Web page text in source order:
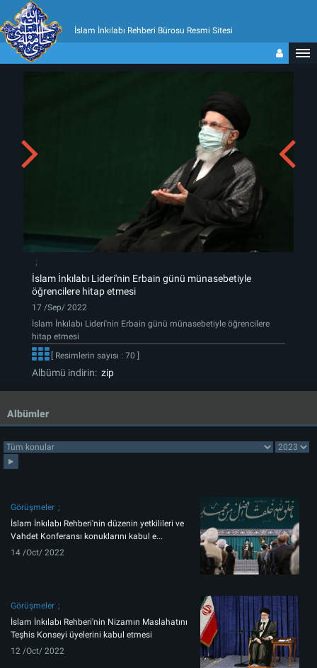
İslam İnkılabı Rehberi Bürosu Resmi Sitesi
İslam İnkılabı Lideri'nin Erbain günü münasebetiyle
öğrencilere hitap etmesi
17 /Sep/ 2022
İslam İnkılabı Lideri'nin Erbain günü münasebetiyle öğrencilere
hitap etmesi
[ Resimlerin sayısı : 70 ]
Albümü indirin: zip
Albümler
Görüşmeler
İslam İnkılabı Rehberi'nin düzenin yetkilileri ve
Vahdet Konferansı konuklarını kabul e...
14 /Oct/ 2022
Görüşmeler
İslam İnkılabı Rehberi'nin Nizamın Maslahatını
Teşhis Konseyi üyelerini kabul etmesi
12 /Oct/ 2022